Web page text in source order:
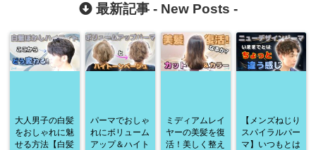
最新記事 - New Posts -
大人男子の白髪
をおしゃれに魅
せる方法【白髪
パーマでおしゃ
れにボリューム
アップ＆ハイト
ミディアムレイ
ヤーの美髪を復
活！美しく整え
【メンズねじり
スパイラルパー
マ】いつもとは